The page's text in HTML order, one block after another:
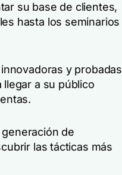
su base de clientes,
hasta los seminarios
y probadas
a su público
de
las tácticas más